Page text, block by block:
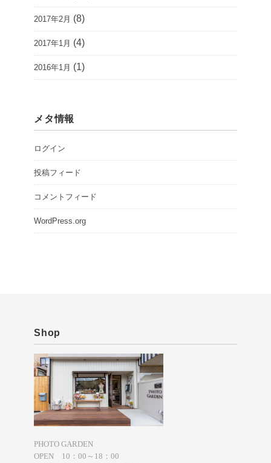
2017年2月 (8)
2017年1月 (4)
2016年1月 (1)
メタ情報
ログイン
投稿フィード
コメントフィード
WordPress.org
Shop
PHOTO GARDEN
OPEN 10：00～18：00